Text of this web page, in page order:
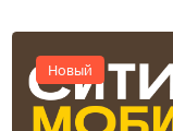
Новый